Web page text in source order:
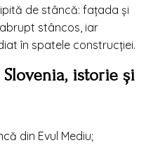
de stâncă: fațada și
stâncos, iar
în spatele construcției.
, istorie și
din Evul Mediu;